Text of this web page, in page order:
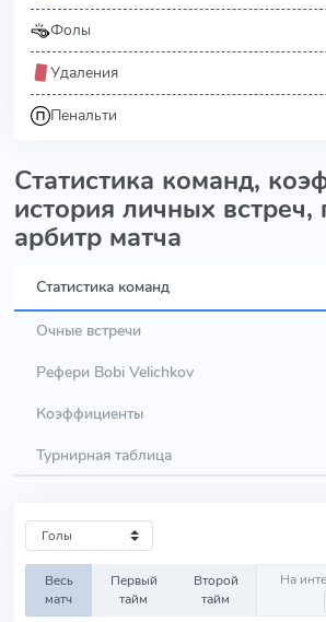
Фолы
Удаления
Пенальти
Статистика команд,
история личных встреч,
арбитр матча
Статистика команд
Очные встречи
Рефери Bobi Velichkov
Коэффициенты
Турнирная таблица
Весь
матч
Первый
тайм
Второй
тайм